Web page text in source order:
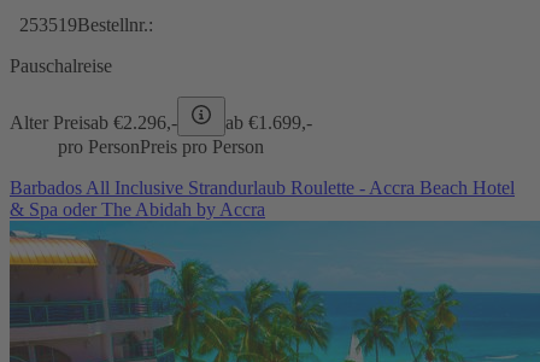
253519Bestellnr.:
Pauschalreise
Alter Preisab €2.296,- ab €1.699,-
pro PersonPreis pro Person
Barbados All Inclusive Strandurlaub Roulette - Accra Beach Hotel
& Spa oder The Abidah by Accra